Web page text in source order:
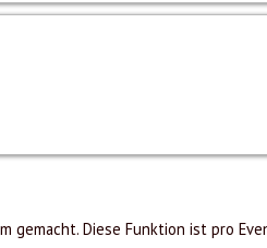
gemacht. Diese Funktion ist pro